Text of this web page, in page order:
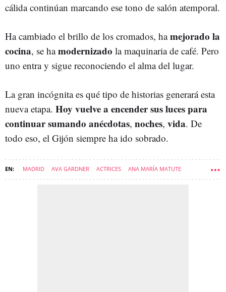
cálida continúan marcando ese tono de salón atemporal.
Ha cambiado el brillo de los cromados, hamejorado la
cocina, se hamodernizado la maquinaria de café. Pero
uno entra y sigue reconociendo el alma del lugar.
La gran incógnita es qué tipo de historias generará esta
nueva etapa. Hoy vuelve a encender sus luces para
continuar sumando anécdotas, noches, vida. De
todo eso, el Gijón siempre ha ido sobrado.
MADRID AVA GARDNER ACTRICES ANA MARÍA MATUTE